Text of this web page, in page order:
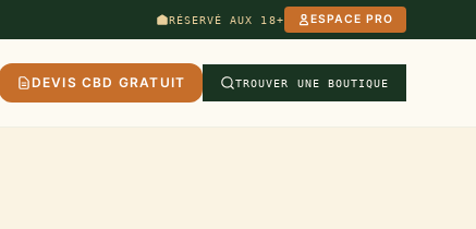
RÉSERVÉ AUX 18+ ESPACE PRO
DEVIS CBD GRATUIT TROUVER UNE BOUTIQUE